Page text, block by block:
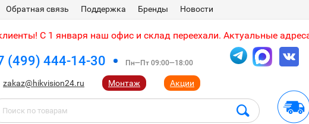
Обратная связь Поддержка Бренды Новости
С 1 января наш офис и склад переехали. Актуальные
(499) 444-14-30 Пн—Пт 09:00—18:00
zakaz@hikvision24.ru Монтаж Акции